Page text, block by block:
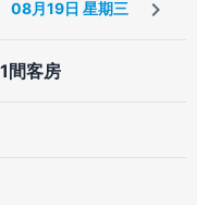
間客房